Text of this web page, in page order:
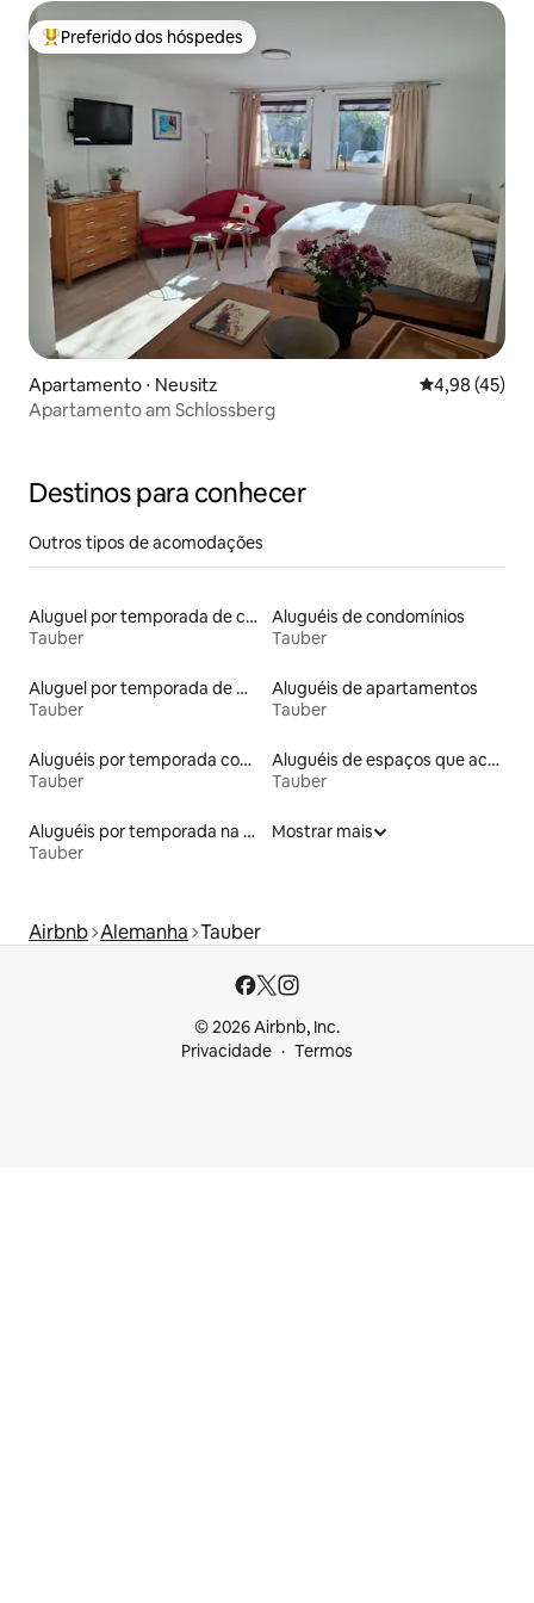
Entre os melhores preferidos dos hóspedes
Preferido dos hóspedes
Apartamento ⋅ Neusitz 4,98 de uma
4,98 (45)
Apartamento am Schlossberg
Destinos para conhecer
Outros tipos de acomodações
Aluguel por temporada de casas de hóspedes
Tauber
Aluguéis de condomínios
Tauber
Aluguel por temporada de microcasas
Tauber
Aluguéis de apartamentos
Tauber
Aluguéis por temporada com sauna
Tauber
Aluguéis de espaços que aceitam animais de estimação
Tauber
Aluguéis por temporada na orla
Tauber
Mostrar mais
Airbnb Alemanha Tauber
© 2026 Airbnb, Inc.
Privacidade
Termos